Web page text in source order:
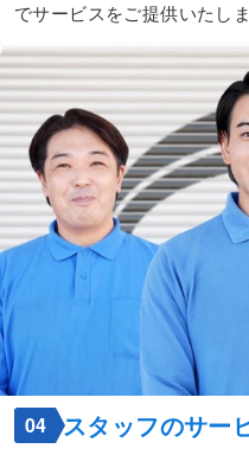
でサービスをご提供いたしま
04 スタッフのサー